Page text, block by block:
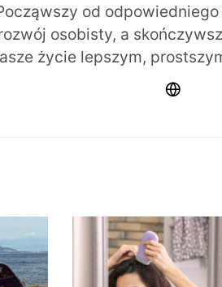
od
osobisty, a
życie lepszym,